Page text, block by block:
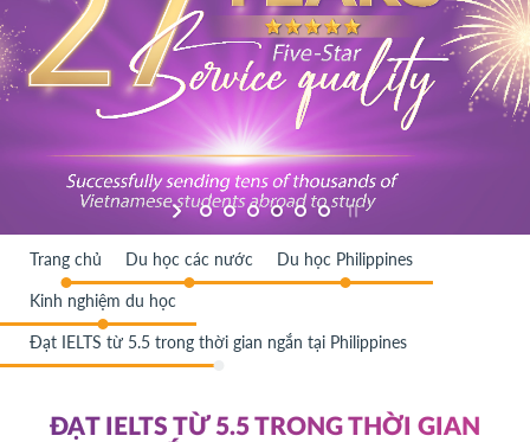
Trang chủ Du học các nước Du học Philippines
Kinh nghiệm du học
Đạt IELTS từ 5.5 trong thời gian ngắn tại Philippines
ĐẠT IELTS TỪ 5.5 TRONG THỜI GIAN